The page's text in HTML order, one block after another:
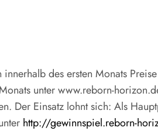
des ersten Monats
unter www.reborn-
Der Einsatz lohnt sich: Als
http://gewinnspiel.reborn-